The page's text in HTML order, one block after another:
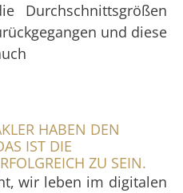
Durchschnittsgrößen
und diese
HABEN DEN
IST DIE
ZU SEIN.
wir leben im digitalen